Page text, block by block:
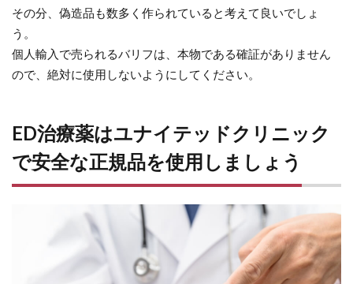
その分、偽造品も数多く作られていると考えて良いでしょ
う。
個人輸入で売られるバリフは、本物である確証がありません
ので、絶対に使用しないようにしてください。
ED治療薬はユナイテッドクリニック
で安全な正規品を使用しましょう